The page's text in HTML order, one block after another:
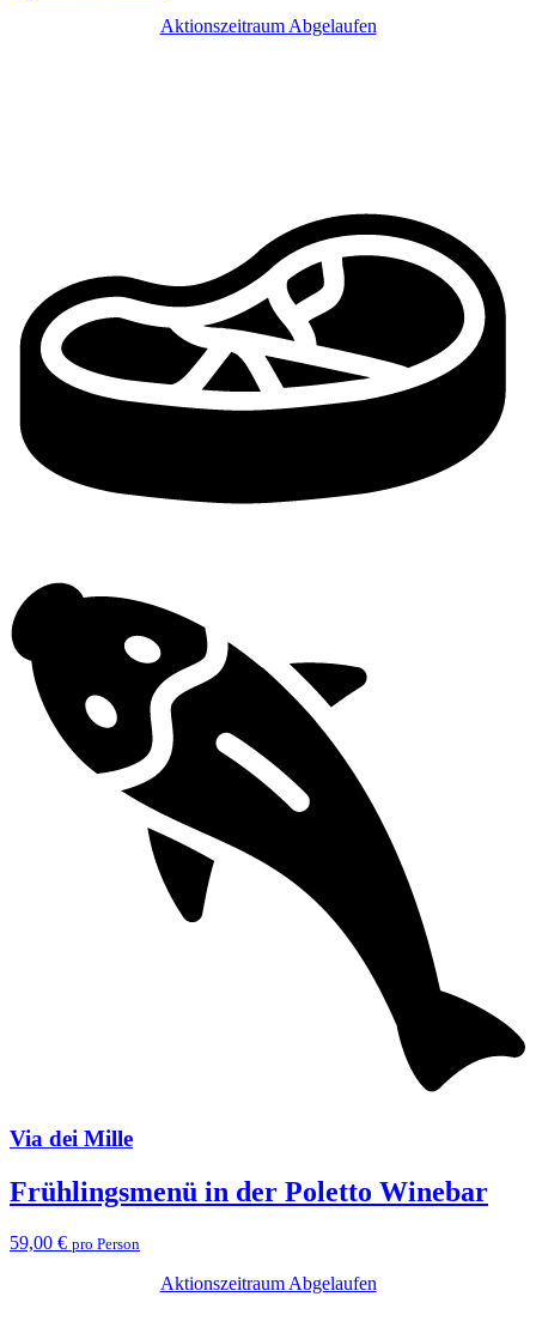
Aktionszeitraum Abgelaufen
Via dei Mille
Frühlingsmenü in der Poletto Winebar
59,00 € pro Person
Aktionszeitraum Abgelaufen